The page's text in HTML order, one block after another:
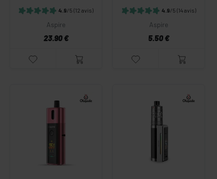
4.9/5 (12 avis)
Aspire
23.90 €
4.9/5 (14 avis)
Aspire
5.50 €